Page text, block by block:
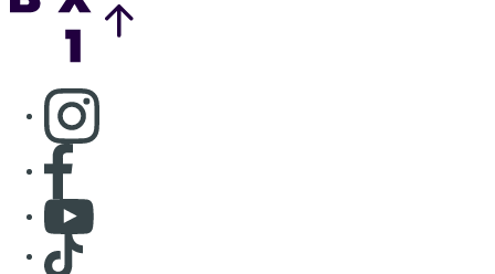
Consulter page Instagram
Consulter page Facebook
Consulter Youtube
Consulter TikTok